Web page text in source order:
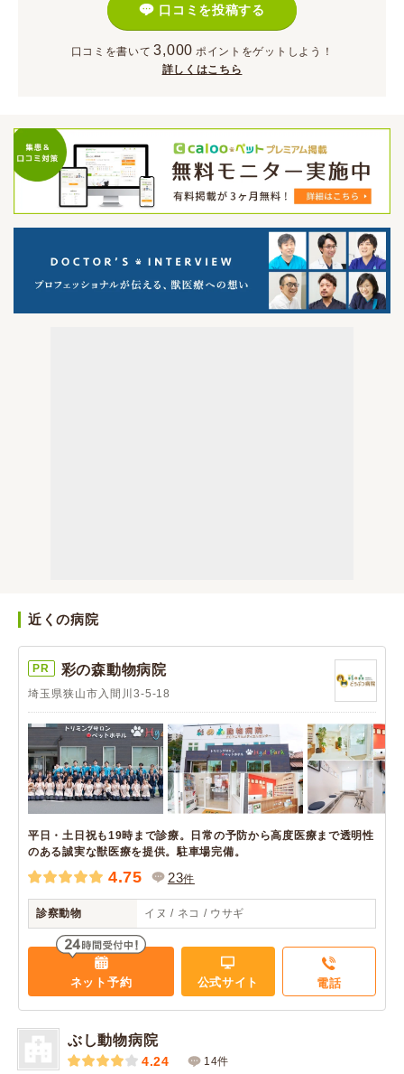
口コミを投稿する
口コミを書いて 3,000 ポイント をゲットしよう！
詳しくはこちら
近くの病院
PR 彩の森動物病院
埼玉県狭山市入間川3-5-18
平日・土日祝も19時まで診療。日常の予防から高度医療まで透明性
のある誠実な獣医療を提供。駐車場完備。
4.75 23件
診察動物 イヌ / ネコ / ウサギ
ネット予約 公式サイト 電話
ぶし動物病院
4.24 14件